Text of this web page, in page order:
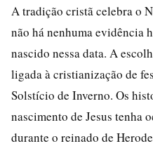
A tradição cristã celebra o
não há nenhuma evidência
nascido nessa data. A
ligada à cristianização de
Solstício de Inverno. Os
nascimento de Jesus tenha
durante o reinado de